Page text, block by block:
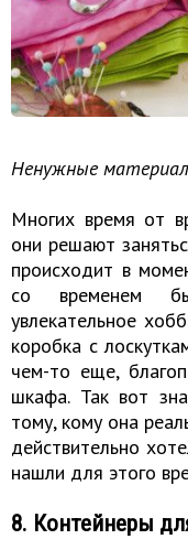
Ненужные
Многих время от
они решают
происходит в
со временем
увлекательное
коробка с
чем-то еще,
шкафа. Так вот
тому, кому она
действительно
нашли для этого
8. Контейнеры